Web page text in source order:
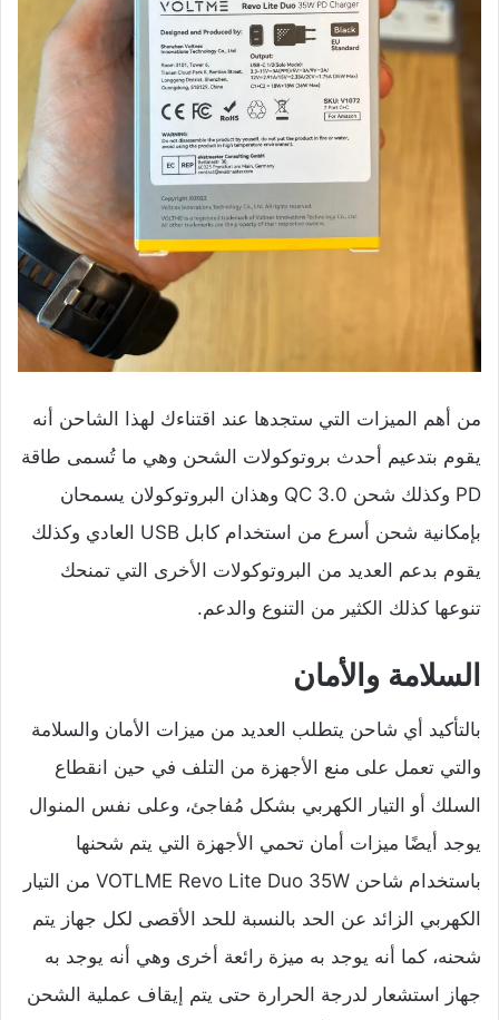
من أهم الميزات التي ستجدها عند اقتناءك لهذا الشاحن أنه
يقوم بتدعيم أحدث بروتوكولات الشحن وهي ما تُسمى طاقة
PD وكذلك شحن QC 3.0 وهذان البروتوكولان يسمحان
بإمكانية شحن أسرع من استخدام كابل USB العادي وكذلك
يقوم بدعم العديد من البروتوكولات الأخرى التي تمنحك
تنوعها كذلك الكثير من التنوع والدعم.
السلامة والأمان
بالتأكيد أي شاحن يتطلب العديد من ميزات الأمان والسلامة
والتي تعمل على منع الأجهزة من التلف في حين انقطاع
السلك أو التيار الكهربي بشكل مُفاجئ، وعلى نفس المنوال
يوجد أيضًا ميزات أمان تحمي الأجهزة التي يتم شحنها
باستخدام شاحن VOTLME Revo Lite Duo 35W من التيار
الكهربي الزائد عن الحد بالنسبة للحد الأقصى لكل جهاز يتم
شحنه، كما أنه يوجد به ميزة رائعة أخرى وهي أنه يوجد به
جهاز استشعار لدرجة الحرارة حتى يتم إيقاف عملية الشحن